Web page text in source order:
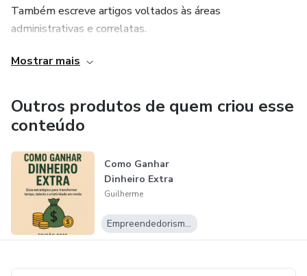
Também escreve artigos voltados às áreas
administrativas e correlatas.
Mostrar mais
Outros produtos de quem criou esse
conteúdo
Como Ganhar
Dinheiro Extra
Guilherme
Empreendedorismo Digital